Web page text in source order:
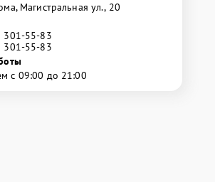
Магистральная ул., 20
301-55-83
301-55-83
с 09:00 до 21:00